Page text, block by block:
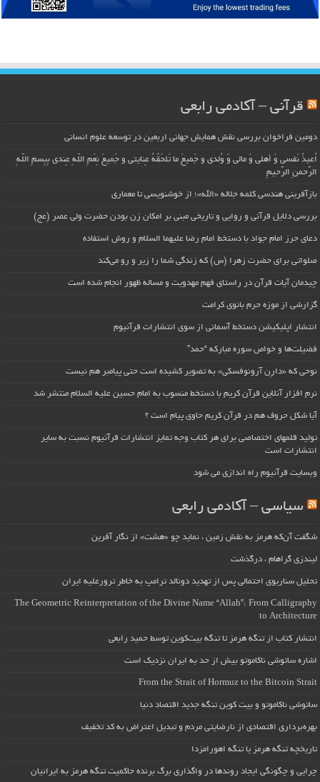
قرآنی – آکادمی رابعی
دومین فراخوان بررسی نقش همایش جهانی اربعین در توسعه علوم انسانی
اُعیذُ نَفسی وَ أهلی وَ مالی وَ وُلدی و جَمیعَ ما تَلحَقُهُ عِنایتی و جَمیعَ نِعَمِ اللّهِ عِندی بِبِسمِ اللّهِ
الرَّحمنِ الرَّحیمِ
بازآفرینی هندسی کلمه جلاله «الله»؛ از خوشنویسی تا معماری
بررسی دلایل قرآنی و روایی و تاریخی مبنی بر امکان زن بودن حضرت ولی عصر (عج)
دعای حرز امام جواد با دستخط امام رضا علیهما السلام و روش استفاده
صلواتی برای حضرت زهرا (س) که زندگی شما را زیر و رو می‌کند
چیدمان آیات قرآن در راستای فهم مهدویت و مساله ظهور انجام شده است
گزارشی از موزه حرم بانوی کرامت
انتشار اپلیکیشن دستخط آسمانی از سوی انتشارات قرآنیوم
فضیلت‌ها و خواص سوره مبارکه “حمد”
نوحی که «دارِن آرونوفسکی» به تصویر کشیده است حتی پیامبر هم نیست
نرم افزار آنلاین قرآن کریم با دستخط منسوب به امام حسین علیه السلام منتشر شد
آیا شکل حروف هم در قرآن کریم حاوی پیام است ؟
تولید قلمهای اختصاصی برای هر کتاب وجه تمایز انتشارات قرآنیوم نسبت به سایر
انتشارات است
وبسایت قرآنیوم راه اندازی می شود
سیاسی – آکادمی رابعی
شگفت آن‌که هرمز به نقش زمین ، نماید چو «هشت» از نگار آفرین
لیندزی گراهام ، درگذشت
تحلیل سناریوی احتمالی پس از تهدید دونالد ترامپ به خاطر ترورعلیه ایران
The Geometric Reinterpretation of the Divine Name “Allah”: From Calligraphy
to Architecture
انتشار کتاب از تنگه هرمز تا تنگه بیت‌کوین توسط حمید رابعی
اشاره ساتوشی ناکاموتو بیش از حد به ایران نزدیک است
From the Strait of Hormuz to the Bitcoin Strait
ساتوشی ناکاموتو و بیت کوین تنگه جدید اقتصاد دنیا
بهره‌برداری اقتصادی از نارضایتی مردم و تبدیل اعتراض به کد تخفیف
تاریخچه تنگه هرمز یا تنگه اهورامزدا
چرایی و چگونگی ایجاد روندها در واگذاری برگ برنده حاکمیت تنگه هرمز به ایرانیان